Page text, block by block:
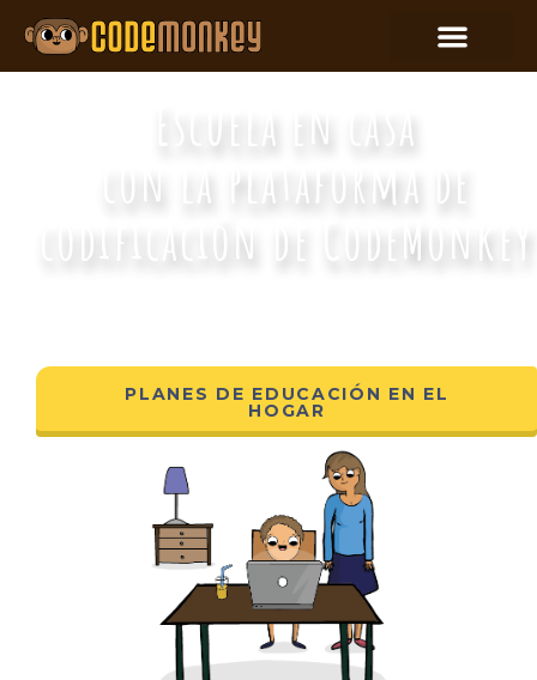
Escuela en casa
con la plataforma de
codificación de CodeMonkey
PLANES DE EDUCACIÓN EN EL
HOGAR